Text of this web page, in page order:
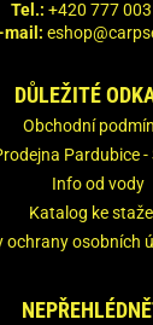
Tel.: +420 777 003
mail:
DŮLEŽITÉ
Obchodní
Pardubice -
Info od vody
Katalog ke
ochrany osobních